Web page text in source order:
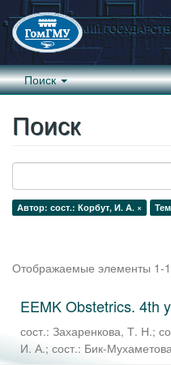
Поиск
Поиск
Автор: сост.: Корбут, И. А. ×
Отображаемые элементы 1-1
EEMK Obstetrics. 4th
сост.: Захаренкова, Т. Н.;
И. А.; сост.: Бик-